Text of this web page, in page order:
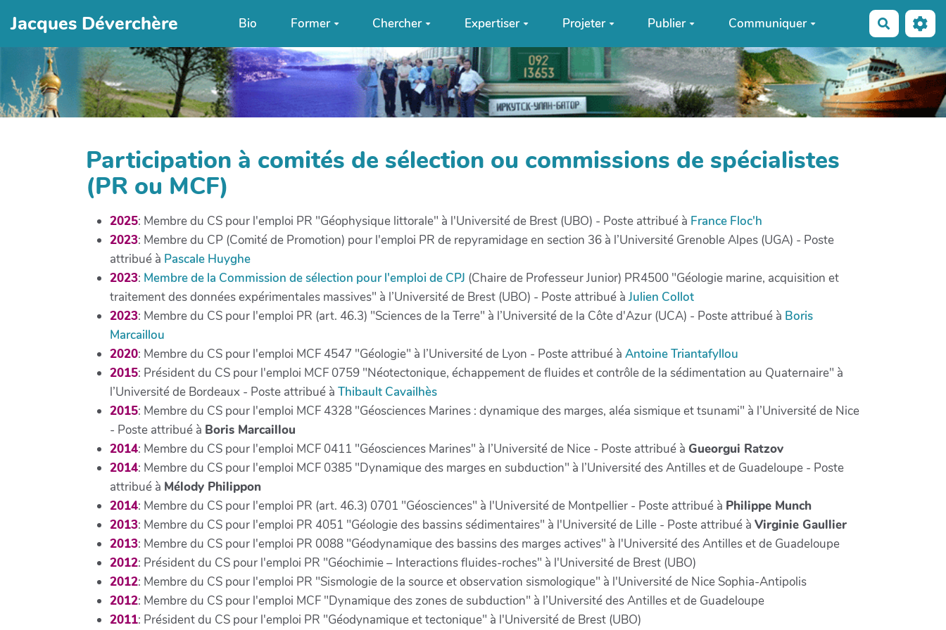
Jacques Déverchère Bio Former Chercher Expertiser Projeter Publier Communiquer
Participation à comités de sélection ou commissions de spécialistes
(PR ou MCF)
2025: Membre du CS pour l'emploi PR "Géophysique littorale" à l'Université de Brest (UBO) - Poste attribué à France Floc'h
2023: Membre du CP (Comité de Promotion) pour l'emploi PR de repyramidage en section 36 à l’Université Grenoble Alpes (UGA) - Poste
attribué à Pascale Huyghe
2023: Membre de la Commission de sélection pour l'emploi de CPJ (Chaire de Professeur Junior) PR4500 "Géologie marine, acquisition et
traitement des données expérimentales massives" à l’Université de Brest (UBO) - Poste attribué àJulien Collot
2023: Membre du CS pour l'emploi PR (art. 46.3) "Sciences de la Terre" à l’Université de la Côte d'Azur (UCA) - Poste attribué à Boris
Marcaillou
2020: Membre du CS pour l'emploi MCF 4547 "Géologie" à l’Université de Lyon - Poste attribué à Antoine Triantafyllou
2015: Président du CS pour l'emploi MCF 0759 "Néotectonique, échappement de fluides et contrôle de la sédimentation au Quaternaire" à
l’Université de Bordeaux - Poste attribué à Thibault Cavailhès
2015: Membre du CS pour l'emploi MCF 4328 "Géosciences Marines : dynamique des marges, aléa sismique et tsunami" à l’Université de Nice
- Poste attribué à Boris Marcaillou
2014: Membre du CS pour l'emploi MCF 0411 "Géosciences Marines" à l’Université de Nice - Poste attribué à Gueorgui Ratzov
2014: Membre du CS pour l'emploi MCF 0385 "Dynamique des marges en subduction" à l’Université des Antilles et de Guadeloupe - Poste
attribué à Mélody Philippon
2014: Membre du CS pour l'emploi PR (art. 46.3) 0701 "Géosciences" à l'Université de Montpellier - Poste attribué à Philippe Munch
2013: Membre du CS pour l'emploi PR 4051 "Géologie des bassins sédimentaires" à l'Université de Lille - Poste attribué à Virginie Gaullier
2013: Membre du CS pour l'emploi PR 0088 "Géodynamique des bassins des marges actives" à l'Université des Antilles et de Guadeloupe
2012: Président du CS pour l'emploi PR "Géochimie – Interactions fluides-roches" à l'Université de Brest (UBO)
2012: Membre du CS pour l'emploi PR "Sismologie de la source et observation sismologique" à l'Université de Nice Sophia-Antipolis
2012: Membre du CS pour l'emploi MCF "Dynamique des zones de subduction" à l’Université des Antilles et de Guadeloupe
2011: Président du CS pour l'emploi PR "Géodynamique et tectonique" à l'Université de Brest (UBO)